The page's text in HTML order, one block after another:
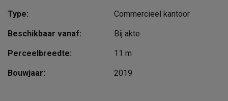
Type: Commercieel kantoor
Beschikbaar vanaf: Bij akte
Perceelbreedte: 11 m
Bouwjaar: 2019